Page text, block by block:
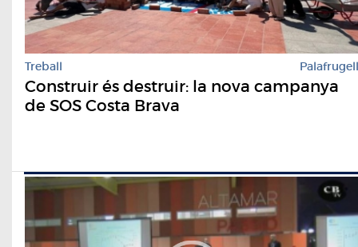
Treball Palafrugell
Construir és destruir: la nova campanya
de SOS Costa Brava